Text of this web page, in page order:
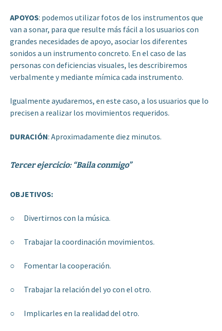
APOYOS: podemos utilizar fotos de los instrumentos que
van a sonar, para que resulte más fácil a los usuarios con
grandes necesidades de apoyo, asociar los diferentes
sonidos a un instrumento concreto. En el caso de las
personas con deficiencias visuales, les describiremos
verbalmente y mediante mímica cada instrumento.
Igualmente ayudaremos, en este caso, a los usuarios que lo
precisen a realizar los movimientos requeridos.
DURACIÓN: Aproximadamente diez minutos.
Tercer ejercicio: “Baila conmigo”
OBJETIVOS:
○ Divertirnos con la música.
○ Trabajar la coordinación movimientos.
○ Fomentar la cooperación.
○ Trabajar la relación del yo con el otro.
○ Implicarles en la realidad del otro.